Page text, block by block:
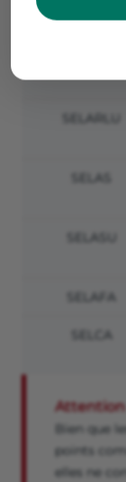
d'Exercice
SELARLU
SELAS
SELASU
SELAFA
SELCA
Attention
Bien que
points
elles ne